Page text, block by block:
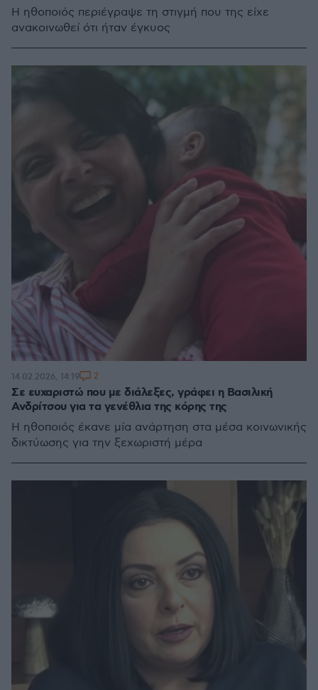
Η ηθοποιός περιέγραψε τη στιγμή που της είχε
ανακοινωθεί ότι ήταν έγκυος
Σε ευχαριστώ που με διάλεξες, γράφει η Βασιλική
Ανδρίτσου για τα γενέθλια της κόρης της
Η ηθοποιός έκανε μία ανάρτηση στα μέσα κοινωνικής
δικτύωσης για την ξεχωριστή μέρα
14.02.2026, 14:19 2